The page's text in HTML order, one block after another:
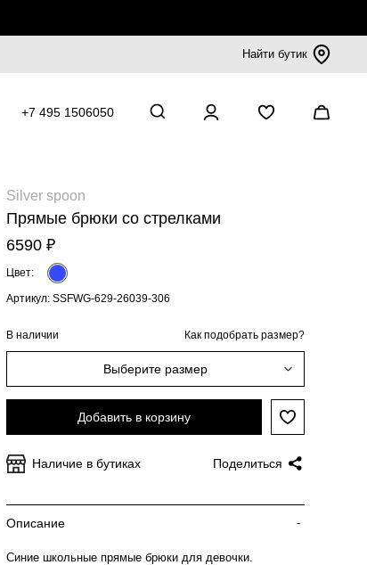
Найти бутик
+7 495 1506050
Silver spoon
Прямые брюки со стрелками
6590 ₽
Цвет:
Артикул: SSFWG-629-26039-306
В наличии Как подобрать размер?
Выберите размер
Добавить в корзину
Наличие в бутиках Поделиться
Описание -
Синие школьные прямые брюки для девочки.